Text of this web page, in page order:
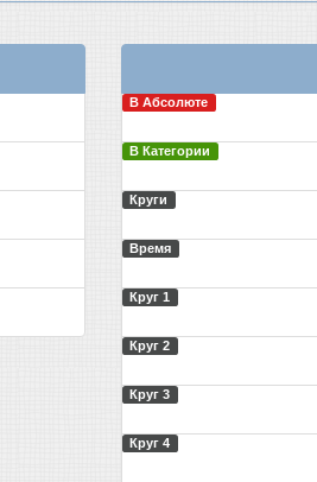
В Абсолюте
В Категории
Круги
Время
Круг 1
Круг 2
Круг 3
Круг 4